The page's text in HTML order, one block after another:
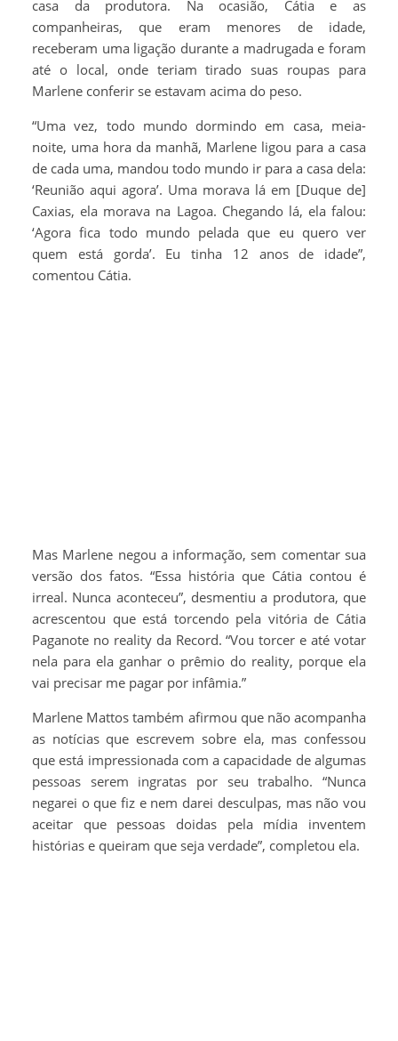
casa da produtora. Na ocasião, Cátia e as
companheiras, que eram menores de idade,
receberam uma ligação durante a madrugada e foram
até o local, onde teriam tirado suas roupas para
Marlene conferir se estavam acima do peso.
“Uma vez, todo mundo dormindo em casa, meia-
noite, uma hora da manhã, Marlene ligou para a casa
de cada uma, mandou todo mundo ir para a casa dela:
‘Reunião aqui agora’. Uma morava lá em [Duque de]
Caxias, ela morava na Lagoa. Chegando lá, ela falou:
‘Agora fica todo mundo pelada que eu quero ver
quem está gorda’. Eu tinha 12 anos de idade”,
comentou Cátia.
Mas Marlene negou a informação, sem comentar sua
versão dos fatos. “Essa história que Cátia contou é
irreal. Nunca aconteceu”, desmentiu a produtora, que
acrescentou que está torcendo pela vitória de Cátia
Paganote no reality da Record. “Vou torcer e até votar
nela para ela ganhar o prêmio do reality, porque ela
vai precisar me pagar por infâmia.”
Marlene Mattos também afirmou que não acompanha
as notícias que escrevem sobre ela, mas confessou
que está impressionada com a capacidade de algumas
pessoas serem ingratas por seu trabalho. “Nunca
negarei o que fiz e nem darei desculpas, mas não vou
aceitar que pessoas doidas pela mídia inventem
histórias e queiram que seja verdade”, completou ela.